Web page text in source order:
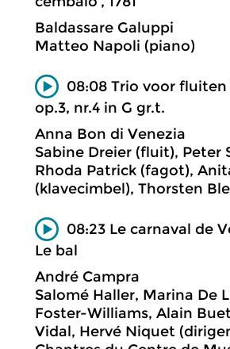
Baldassare Galuppi
Matteo Napoli (piano)
08:08 Trio voor fluiten
op.3, nr.4 in G gr.t.
Anna Bon di Venezia
Sabine Dreier (fluit), Peter
Rhoda Patrick (fagot),
(klavecimbel), Thorsten
08:23 Le carnaval de
Le bal
André Campra
Salomé Haller, Marina De
Foster-Williams, Alain
Vidal, Hervé Niquet